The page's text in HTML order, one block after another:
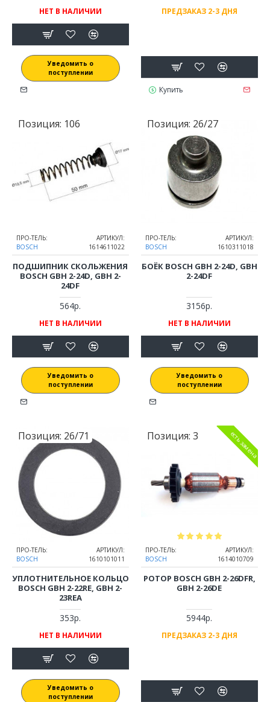
НЕТ В НАЛИЧИИ
Уведомить о
поступлении
ПРЕДЗАКАЗ 2-3 ДНЯ
Купить
Позиция: 106
ПРО-ТЕЛЬ:
BOSCH
АРТИКУЛ:
1614611022
ПОДШИПНИК СКОЛЬЖЕНИЯ
BOSCH GBH 2-24D, GBH 2-
24DF
564р.
НЕТ В НАЛИЧИИ
Уведомить о
поступлении
Позиция: 26/27
ПРО-ТЕЛЬ:
BOSCH
АРТИКУЛ:
1610311018
БОЁК BOSCH GBH 2-24D, GBH
2-24DF
3156р.
НЕТ В НАЛИЧИИ
Уведомить о
поступлении
Позиция: 26/71
ПРО-ТЕЛЬ:
BOSCH
АРТИКУЛ:
1610101011
УПЛОТНИТЕЛЬНОЕ КОЛЬЦО
BOSCH GBH 2-22RE, GBH 2-
23REA
353р.
НЕТ В НАЛИЧИИ
Уведомить о
поступлении
Позиция: 3 есть замена
ПРО-ТЕЛЬ:
BOSCH
АРТИКУЛ:
1614010709
РОТОР BOSCH GBH 2-26DFR,
GBH 2-26DE
5944р.
ПРЕДЗАКАЗ 2-3 ДНЯ